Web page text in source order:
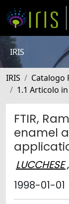
IRIS
IRIS Catalogo
1.1 Articolo
FTIR,
enamel
LUCCHESE
1998-01-01